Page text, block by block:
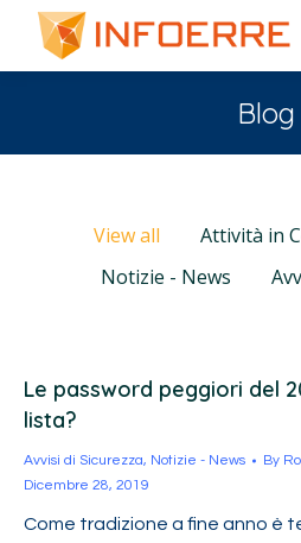
Blog
View all Attività in
Notizie - News
Le password peggiori del
lista?
Avvisi di Sicurezza, Notizie - News By
Dicembre 28, 2019
Come tradizione a fine anno è